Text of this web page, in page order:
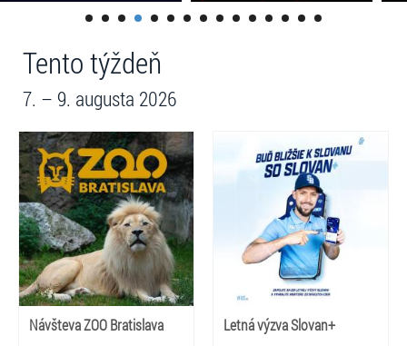
Tento týždeň
7. – 9. augusta 2026
Návšteva ZOO Bratislava Letná výzva Slovan+